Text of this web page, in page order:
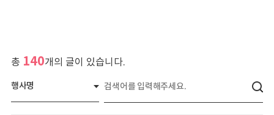
총 140개의 글이 있습니다.